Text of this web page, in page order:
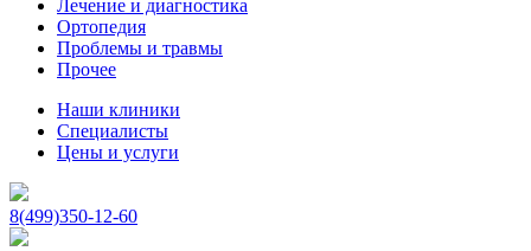
Лечение и диагностика
Ортопедия
Проблемы и травмы
Прочее
Наши клиники
Специалисты
Цены и услуги
8(499)350-12-60